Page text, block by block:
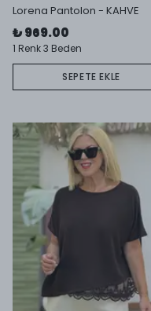
Lorena Pantolon - KAHVE
₺ 969.00
1 Renk 3 Beden
SEPETE EKLE